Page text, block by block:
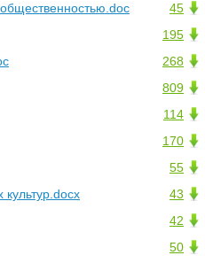
45
195
268
809
114
170
55
43
культур.docx
42
50